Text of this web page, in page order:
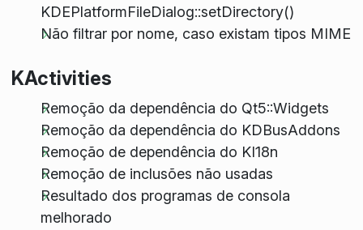
KDEPlatformFileDialog::setDirectory()
Não filtrar por nome, caso existam tipos MIME
KActivities
Remoção da dependência do Qt5::Widgets
Remoção da dependência do KDBusAddons
Remoção de dependência do KI18n
Remoção de inclusões não usadas
Resultado dos programas de consola
melhorado